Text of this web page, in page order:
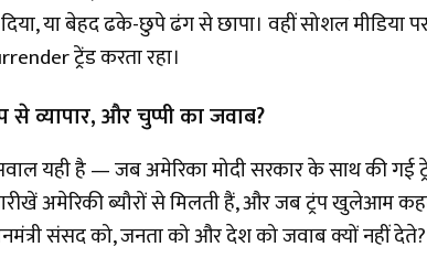
या बेहद ढके-छुपे ढंग से छापा। वहीं सोशल मीडिया
ट्रेंड करता रहा।
से व्यापार, और चुप्पी का जवाब?
यही है — जब अमेरिका मोदी सरकार के साथ की गई
अमेरिकी ब्यौरों से मिलती हैं, और जब ट्रंप खुलेआम
संसद को, जनता को और देश को जवाब क्यों नहीं देते?